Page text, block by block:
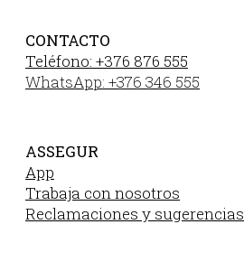
CONTACTO
Teléfono: +376 876 555
WhatsApp: +376 346 555
ASSEGUR
App
Trabaja con nosotros
Reclamaciones y sugerencias